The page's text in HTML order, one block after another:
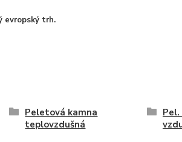
evropský trh.
Peletová kamna
teplovzdušná